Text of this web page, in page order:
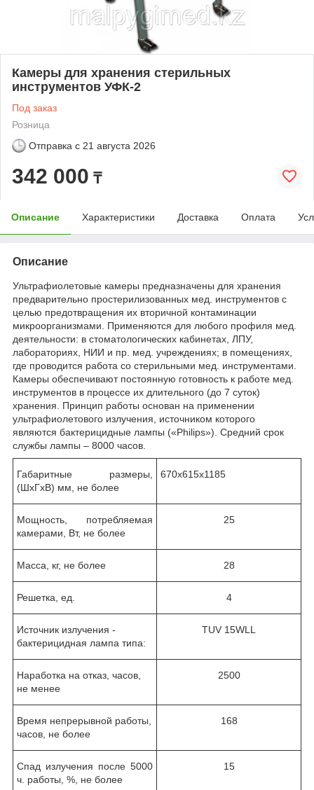
Камеры для хранения стерильных
инструментов УФК-2
Под заказ
Розница
Отправка с 21 августа 2026
342 000 ₸
Описание Характеристики Доставка Оплата
Описание
Ультрафиолетовые камеры предназначены для хранения
предварительно простерилизованных мед. инструментов с
целью предотвращения их вторичной контаминации
микроорганизмами. Применяются для любого профиля мед.
деятельности: в стоматологических кабинетах, ЛПУ,
лабораториях, НИИ и пр. мед. учреждениях; в помещениях,
где проводится работа со стерильными мед. инструментами.
Камеры обеспечивают постоянную готовность к работе мед.
инструментов в процессе их длительного (до 7 суток)
хранения. Принцип работы основан на применении
ультрафиолетового излучения, источником которого
являются бактерицидные лампы («Philips»). Средний срок
службы лампы – 8000 часов.
Габаритные размеры,
(ШхГхВ) мм, не более
670х615х1185
Мощность, потребляемая
камерами, Вт, не более
25
Масса, кг, не более 28
Решетка, ед. 4
Источник излучения -
бактерицидная лампа типа:
TUV 15WLL
Наработка на отказ, часов,
не менее
2500
Время непрерывной работы,
часов, не более
168
Спад излучения после 5000
ч. работы, %, не более
15